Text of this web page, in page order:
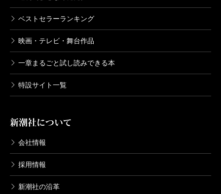
ベストセラーランキング
映画・テレビ・舞台作品
一章まるごと試し読みできる本
特設サイト一覧
新潮社について
会社情報
採用情報
新潮社の沿革